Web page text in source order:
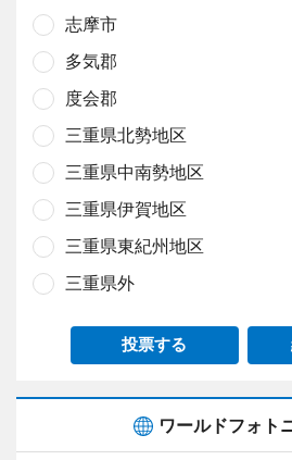
志摩市
多気郡
度会郡
三重県北勢地区
三重県中南勢地区
三重県伊賀地区
三重県東紀州地区
三重県外
投票する
ワールドフォト